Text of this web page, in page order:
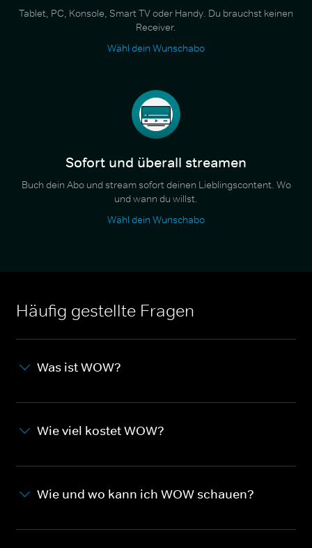
Tablet, PC, Konsole, Smart TV oder Handy. Du brauchst keinen
Receiver.
Wähl dein Wunschabo
Sofort und überall streamen
Buch dein Abo und stream sofort deinen Lieblingscontent. Wo
und wann du willst.
Wähl dein Wunschabo
Häufig gestellte Fragen
Was ist WOW?
Wie viel kostet WOW?
Wie und wo kann ich WOW schauen?